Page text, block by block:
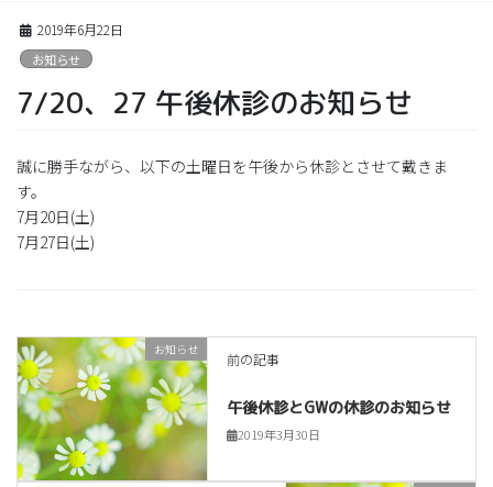
2019年6月22日
お知らせ
7/20、27 午後休診のお知らせ
誠に勝手ながら、以下の土曜日を午後から休診とさせて戴きま
す。
7月20日(土)
7月27日(土)
お知らせ
前の記事
午後休診とGWの休診のお知らせ
2019年3月30日